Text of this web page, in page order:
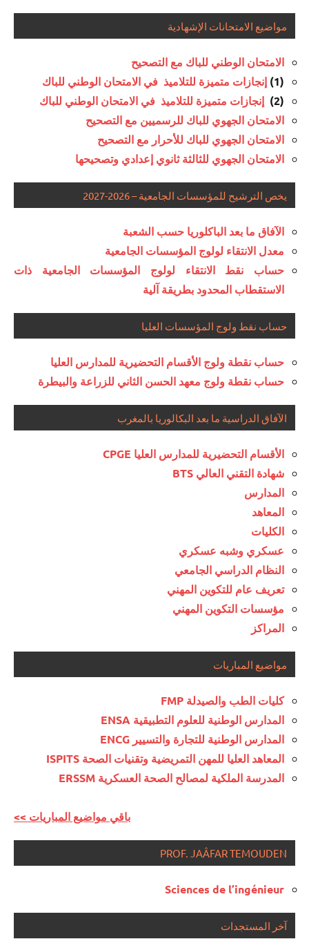
مواضيع الامتحانات الإشهادية
الامتحان الوطني للباك مع التصحيح
(1)
إنجازات متميزة للتلاميذ في الامتحان الوطني للباك
(2)
إنجازات متميزة للتلاميذ في الامتحان الوطني للباك
الامتحان الجهوي للباك للرسميين مع التصحيح
الامتحان الجهوي للباك للأحرار مع التصحيح
الامتحان الجهوي للثالثة ثانوي إعدادي وتصحيحها
يخص الترشيح للمؤسسات الجامعية – 2026-2027
الآفاق ما بعد الباكلوريا حسب الشعبة
معدل الانتقاء لولوج المؤسسات الجامعية
حساب نقط الانتقاء لولوج المؤسسات الجامعية ذات
الاستقطاب المحدود بطريقة آلية
حساب نقط ولوج المؤسسات العليا
حساب نقطة ولوج الأقسام التحضيرية للمدارس العليا
حساب نقطة ولوج معهد الحسن الثاني للزراعة والبيطرة
الآفاق الدراسية ما بعد البكالوريا بالمغرب
الأقسام التحضيرية للمدارس العليا CPGE
شهادة التقني العالي BTS
المدارس
المعاهد
الكليات
عسكري وشبه عسكري
النظام الدراسي الجامعي
تعريف عام للتكوين المهني
مؤسسات التكوين المهني
المراكز
مواضيع المباريات
كليات الطب والصيدلة FMP
المدارس الوطنية للعلوم التطبيقية ENSA
المدارس الوطنية للتجارة والتسيير ENCG
المعاهد العليا للمهن التمريضية وتقنيات الصحة ISPITS
المدرسة الملكية لمصالح الصحة العسكرية ERSSM
<< باقي مواضيع المباريات
PROF. JAÂFAR TEMOUDEN
Sciences de l’ingénieur
آخر المستجدات